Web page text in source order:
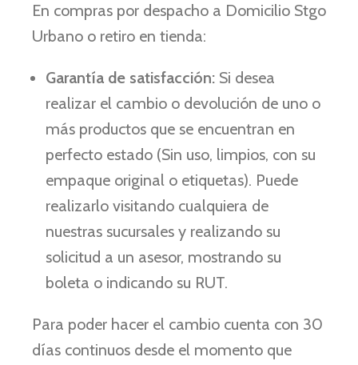
En compras por despacho a Domicilio Stgo
Urbano o retiro en tienda:
Garantía de satisfacción: Si desea
realizar el cambio o devolución de uno o
más productos que se encuentran en
perfecto estado (Sin uso, limpios, con su
empaque original o etiquetas). Puede
realizarlo visitando cualquiera de
nuestras sucursales y realizando su
solicitud a un asesor, mostrando su
boleta o indicando su RUT.
Para poder hacer el cambio cuenta con 30
días continuos desde el momento que